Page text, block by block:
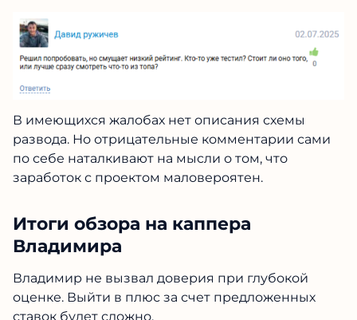
В имеющихся жалобах нет описания схемы
развода. Но отрицательные комментарии сами
по себе наталкивают на мысли о том, что
заработок с проектом маловероятен.
Итоги обзора на каппера
Владимира
Владимир не вызвал доверия при глубокой
оценке. Выйти в плюс за счет предложенных
ставок будет сложно.